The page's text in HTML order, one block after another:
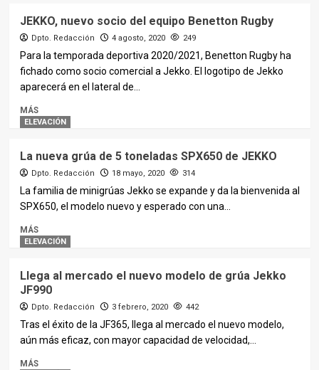
JEKKO, nuevo socio del equipo Benetton Rugby
Dpto. Redacción 4 agosto, 2020 249
Para la temporada deportiva 2020/2021, Benetton Rugby ha
fichado como socio comercial a Jekko. El logotipo de Jekko
aparecerá en el lateral de...
MÁS
ELEVACIÓN
La nueva grúa de 5 toneladas SPX650 de JEKKO
Dpto. Redacción 18 mayo, 2020 314
La familia de minigrúas Jekko se expande y da la bienvenida al
SPX650, el modelo nuevo y esperado con una...
MÁS
ELEVACIÓN
Llega al mercado el nuevo modelo de grúa Jekko
JF990
Dpto. Redacción 3 febrero, 2020 442
Tras el éxito de la JF365, llega al mercado el nuevo modelo,
aún más eficaz, con mayor capacidad de velocidad,...
MÁS